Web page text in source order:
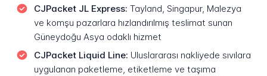
CJPacket JL Express: Tayland, Singapur, Malezya
ve komşu pazarlara hızlandırılmış teslimat sunan
Güneydoğu Asya odaklı hizmet
CJPacket Liquid Line: Uluslararası nakliyede sıvılara
uygulanan paketleme, etiketleme ve taşıma